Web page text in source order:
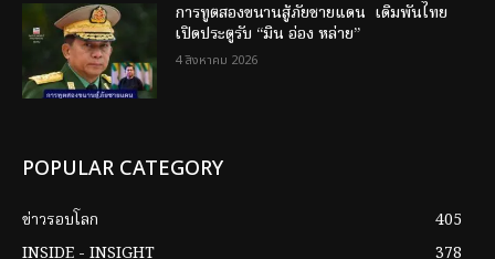
การทูตสองขนานสู้ภัยชายแดน เดิมพันไทย
เปิดประตูรับ “มิน อ่อง หล่าย”
4 สิงหาคม 2026
POPULAR CATEGORY
ข่าวรอบโลก
405
INSIDE - INSIGHT
378